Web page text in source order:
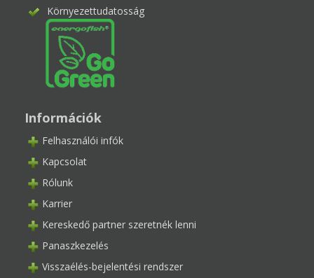
Környezettudatosság
Információk
Felhasználói infók
Kapcsolat
Rólunk
Karrier
Kereskedő partner szeretnék lenni
Panaszkezelés
Visszaélés-bejelentési rendszer